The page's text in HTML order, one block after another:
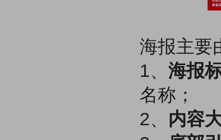
海报主要
1、 海报
名称；
2、 内容